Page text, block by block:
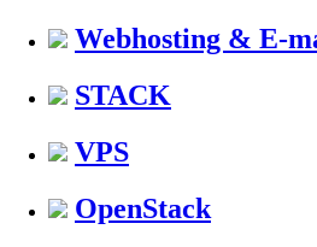
Webhosting & E-
STACK
VPS
OpenStack